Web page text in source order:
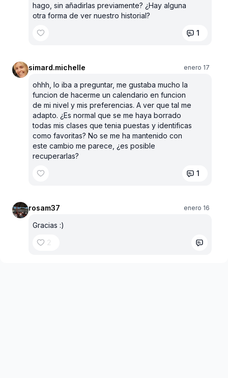
hago, sin añadirlas previamente? ¿Hay alguna
otra forma de ver nuestro historial?
1
simard.michelle enero 17
ohhh, lo iba a preguntar, me gustaba mucho la
funcion de hacerme un calendario en funcion
de mi nivel y mis preferencias. A ver que tal me
adapto. ¿Es normal que se me haya borrado
todas mis clases que tenia puestas y identificas
como favoritas? No se me ha mantenido con
este cambio me parece, ¿es posible
recuperarlas?
1
rosam37 enero 16
Gracias :)
2